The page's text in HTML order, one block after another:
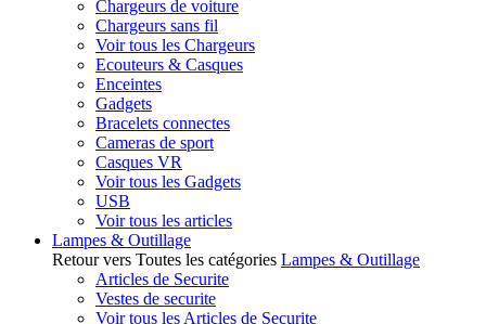
Chargeurs de voiture
Chargeurs sans fil
Voir tous les Chargeurs
Ecouteurs & Casques
Enceintes
Gadgets
Bracelets connectes
Cameras de sport
Casques VR
Voir tous les Gadgets
USB
Voir tous les articles
Lampes & Outillage
Retour vers Toutes les catégories Lampes & Outillage
Articles de Securite
Vestes de securite
Voir tous les Articles de Securite